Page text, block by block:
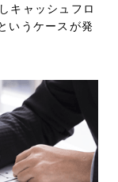
キャッシュフロ
いうケースが発